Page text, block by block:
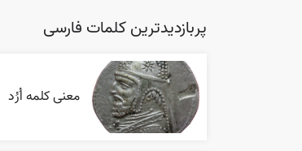
پربازدیدترین کلمات فارسی
معنی کلمه اُرُد